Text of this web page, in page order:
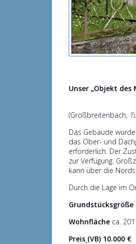
Unser „Objekt
(Großbreitenbach,
Das Gebäude
das Ober- und
erforderlich. Der
zur Verfügung.
kann über die
Durch die Lage im
Grundstücksgröße
Wohnfläche ca.
Preis (VB) 10.000 €